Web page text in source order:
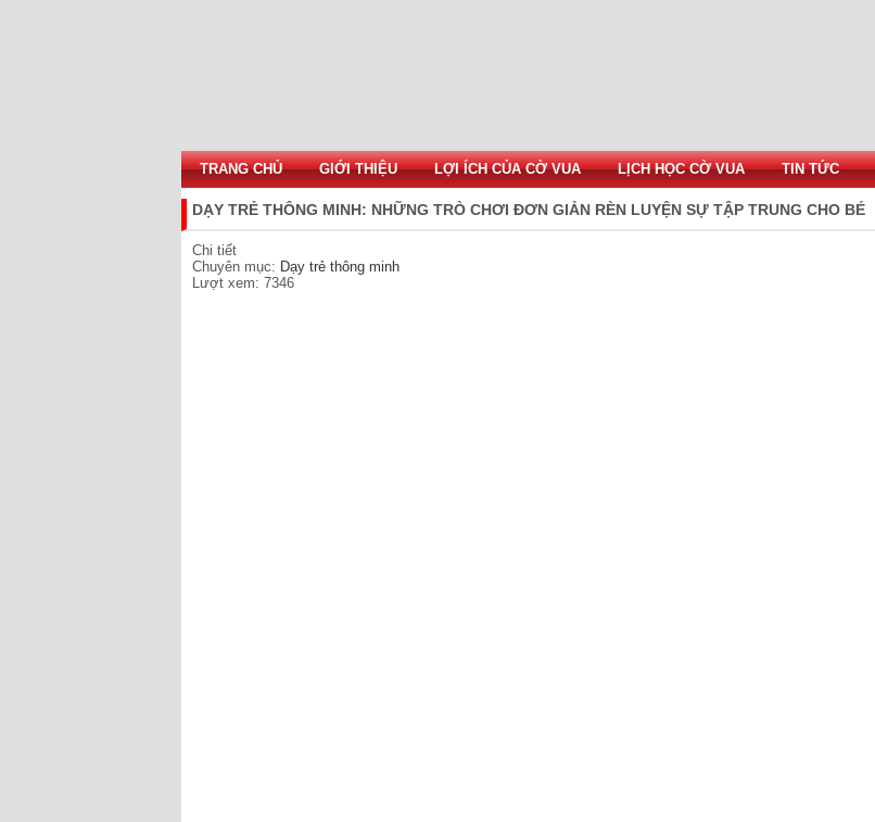
TRANG CHỦ GIỚI THIỆU LỢI ÍCH CỦA CỜ VUA LỊCH HỌC CỜ VUA TIN TỨC
DẠY TRẺ THÔNG MINH: NHỮNG TRÒ CHƠI ĐƠN GIẢN RÈN LUYỆN SỰ TẬP TRUNG CHO BÉ
Chi tiết
Chuyên mục: Dạy trẻ thông minh
Lượt xem: 7346